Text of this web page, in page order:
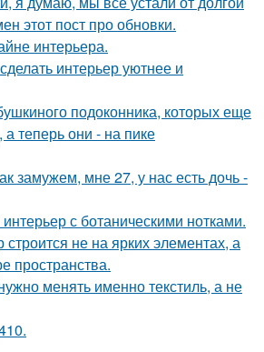
этот пост про обновки.
интерьера.
интерьер уютнее и
подоконника, которых еще
теперь они - на пике
замужем, мне 27, у нас есть дочь -
с ботаническими нотками.
строится не на ярких элементах, а
пространства.
менять именно текстиль, а не